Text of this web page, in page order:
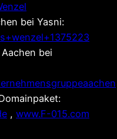
bei Yasni:
bei
, www.F-015.com